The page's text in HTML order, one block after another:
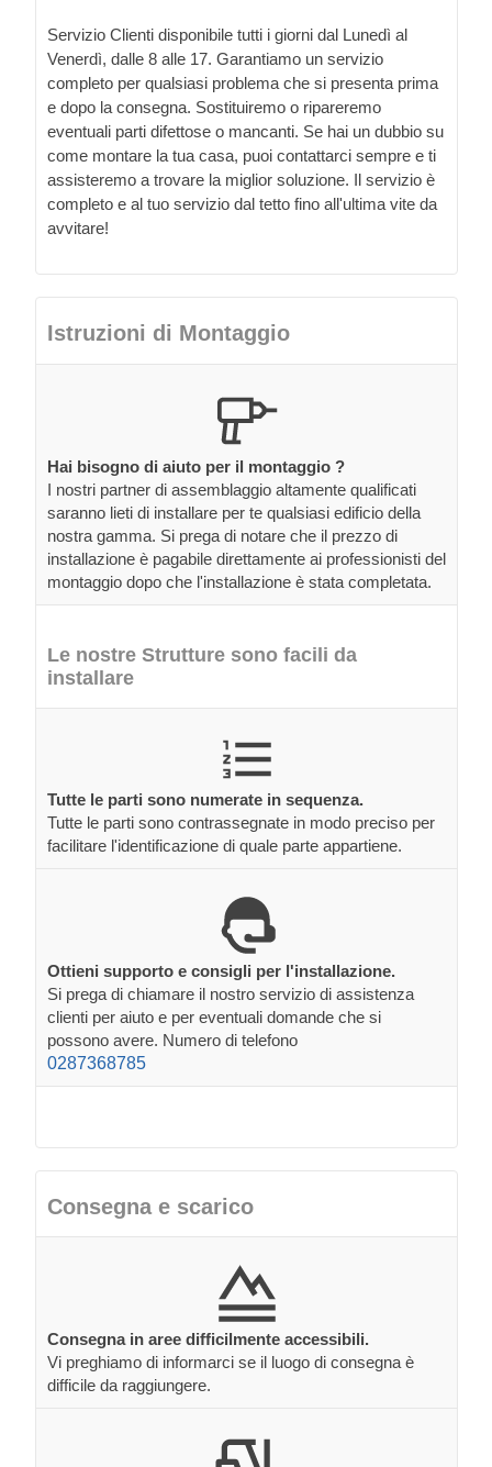
Servizio Clienti disponibile tutti i giorni dal Lunedì al
Venerdì, dalle 8 alle 17. Garantiamo un servizio
completo per qualsiasi problema che si presenta prima
e dopo la consegna. Sostituiremo o ripareremo
eventuali parti difettose o mancanti. Se hai un dubbio su
come montare la tua casa, puoi contattarci sempre e ti
assisteremo a trovare la miglior soluzione. Il servizio è
completo e al tuo servizio dal tetto fino all'ultima vite da
avvitare!
Istruzioni di Montaggio
Hai bisogno di aiuto per il montaggio ?
I nostri partner di assemblaggio altamente qualificati
saranno lieti di installare per te qualsiasi edificio della
nostra gamma. Si prega di notare che il prezzo di
installazione è pagabile direttamente ai professionisti del
montaggio dopo che l'installazione è stata completata.
Le nostre Strutture sono facili da
installare
Tutte le parti sono numerate in sequenza.
Tutte le parti sono contrassegnate in modo preciso per
facilitare l'identificazione di quale parte appartiene.
Ottieni supporto e consigli per l'installazione.
Si prega di chiamare il nostro servizio di assistenza
clienti per aiuto e per eventuali domande che si
possono avere. Numero di telefono
0287368785
Consegna e scarico
Consegna in aree difficilmente accessibili.
Vi preghiamo di informarci se il luogo di consegna è
difficile da raggiungere.